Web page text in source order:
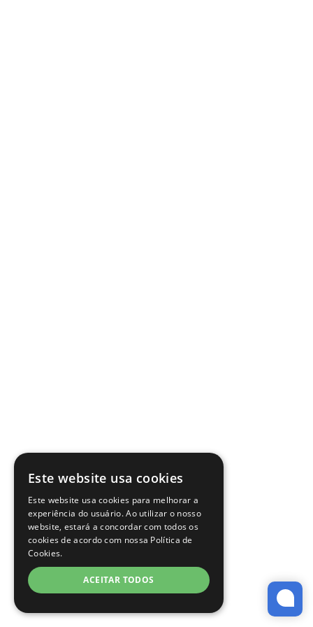
Este website usa cookies
Este website usa cookies para melhorar a
experiência do usuário. Ao utilizar o nosso
website, estará a concordar com todos os
cookies de acordo com nossa Política de
Cookies.
ACEITAR TODOS